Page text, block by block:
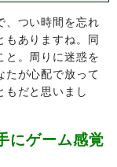
、つい時間を忘れ
もありますね。同
と。周りに迷惑を
たが心配で放って
もだと思いまし
にゲーム感覚